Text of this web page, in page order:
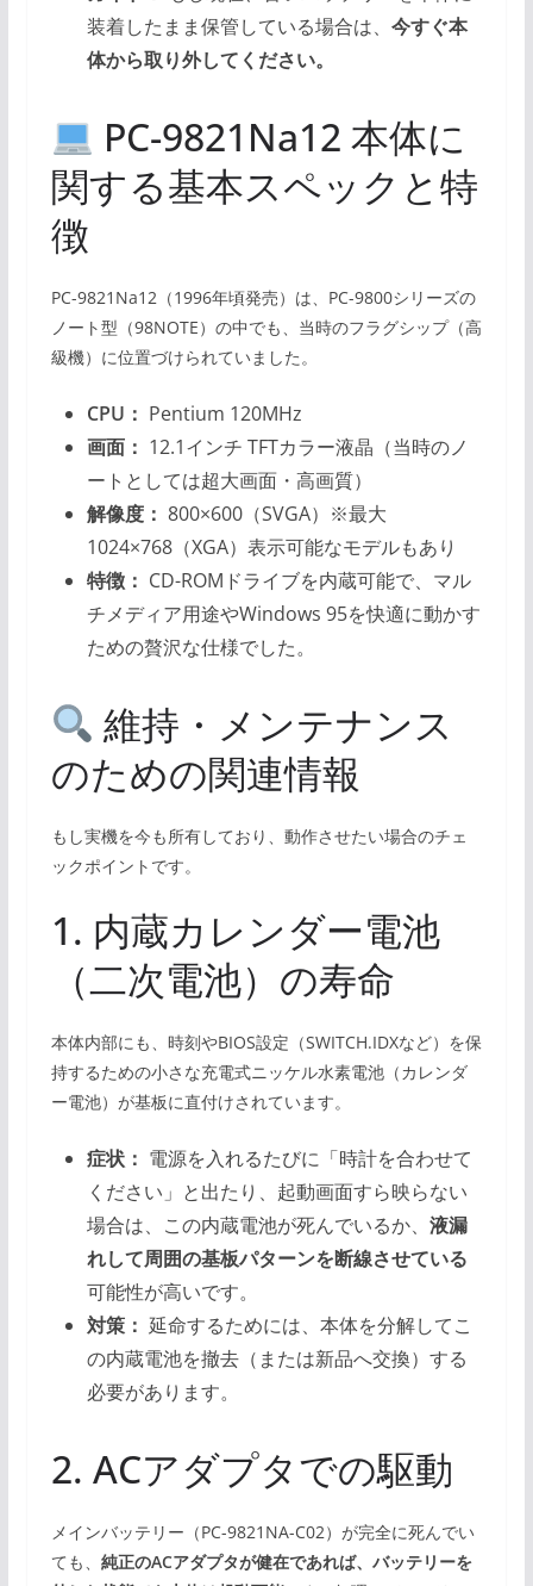
装着したまま保管している場合は、 今すぐ本
体から取り外してください。
PC-9821Na12 本体に
関する基本スペックと特
徴
PC-9821Na12（1996年頃発売）は、PC-9800シリーズの
ノート型（98NOTE）の中でも、当時のフラグシップ（高
級機）に位置づけられていました。
CPU： Pentium 120MHz
画面： 12.1インチ TFTカラー液晶（当時のノ
ートとしては超大画面・高画質）
解像度： 800×600（SVGA）※最大
1024×768（XGA）表示可能なモデルもあり
特徴： CD-ROMドライブを内蔵可能で、マル
チメディア用途やWindows 95を快適に動かす
ための贅沢な仕様でした。
維持・メンテナンス
のための関連情報
もし実機を今も所有しており、動作させたい場合のチェ
ックポイントです。
1. 内蔵カレンダー電池
（二次電池）の寿命
本体内部にも、時刻やBIOS設定（SWITCH.IDXなど）を保
持するための小さな充電式ニッケル水素電池（カレンダ
ー電池）が基板に直付けされています。
症状： 電源を入れるたびに「時計を合わせて
ください」と出たり、起動画面すら映らない
場合は、この内蔵電池が死んでいるか、 液漏
れして周囲の基板パターンを断線させている
可能性が高いです。
対策： 延命するためには、本体を分解してこ
の内蔵電池を撤去（または新品へ交換）する
必要があります。
2. ACアダプタでの駆動
メインバッテリー（PC-9821NA-C02）が完全に死んでい
ても、 純正のACアダプタが健在であれば、バッテリーを